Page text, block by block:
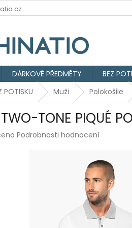
DÁRKOVÉ PŘEDMĚTY BEZ
POTISKU Muži Polokošile
TONE PIQUÉ
Podrobnosti hodnocení